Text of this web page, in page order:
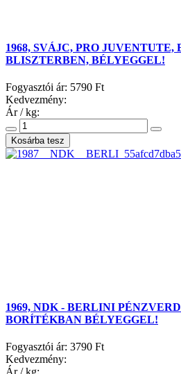
1968, SVÁJC, PRO
BLISZTERBEN, BÉLYEGGEL!
Fogyasztói ár: 5790 Ft
Kedvezmény:
Ár / kg:
1969, NDK - BERLINI
BORÍTÉKBAN BÉLYEGGEL!
Fogyasztói ár: 3790 Ft
Kedvezmény: